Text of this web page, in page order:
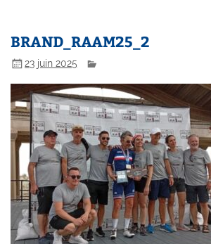
BRAND_RAAM25_2
23 juin 2025